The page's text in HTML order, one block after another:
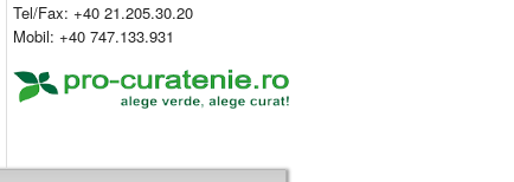
Tel/Fax: +40 21.205.30.20
Mobil: +40 747.133.931